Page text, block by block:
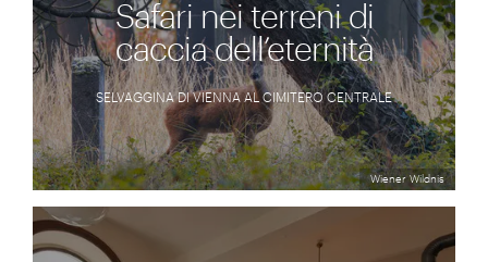
Wiener Wildnis
Safari nei terreni di
caccia dell’eternità
SELVAGGINA DI VIENNA AL CIMITERO CENTRALE